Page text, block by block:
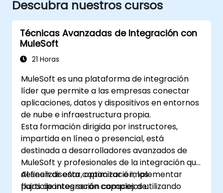
Descubra nuestros cursos
Técnicas Avanzadas de Integración con
MuleSoft
21 Horas
MuleSoft es una plataforma de integración
líder que permite a las empresas conectar
aplicaciones, datos y dispositivos en entornos
de nube e infraestructura propia.
Esta formación dirigida por instructores,
impartida en línea o presencial, está
destinada a desarrolladores avanzados de
MuleSoft y profesionales de la integración que
deseen diseñar, optimizar e implementar
flujos de integración complejos utilizando
Al finalizar esta capacitación, los
participantes serán capaces de: